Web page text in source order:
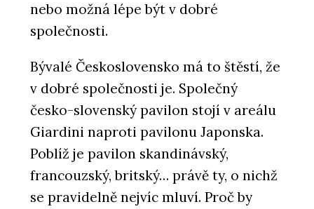
nebo možná lépe být v dobré
společnosti.
Bývalé Československo má to štěstí, že
v dobré společnosti je. Společný
česko-slovenský pavilon stojí v areálu
Giardini naproti pavilonu Japonska.
Poblíž je pavilon skandinávský,
francouzský, britský… právě ty, o nichž
se pravidelně nejvíc mluví. Proč by